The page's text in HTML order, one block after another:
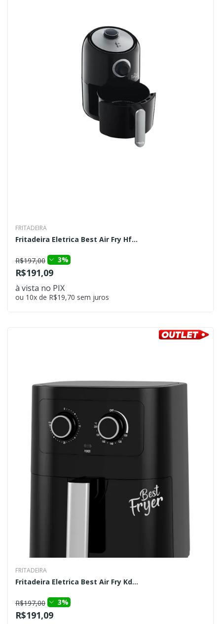
FRITADEIRA
Fritadeira Eletrica Best Air Fry Hf...
R$197,00 3%
R$191,09
à vista no PIX
ou 10x de R$19,70 sem juros
FRITADEIRA
Fritadeira Eletrica Best Air Fry Kd...
R$197,00 3%
R$191,09